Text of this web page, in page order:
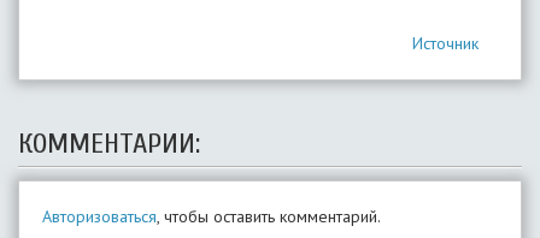
Источник
КОММЕНТАРИИ:
Авторизоваться, чтобы оставить комментарий.